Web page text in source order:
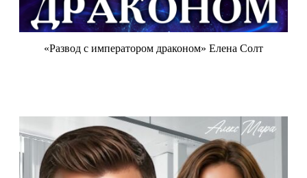
«Развод с императором драконом» Елена Солт